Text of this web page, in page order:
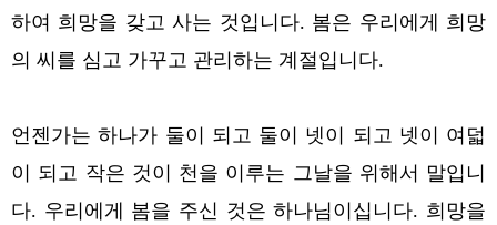
하여 희망을 갖고 사는 것입니다. 봄은 우리에게 희망
의 씨를 심고 가꾸고 관리하는 계절입니다.
언젠가는 하나가 둘이 되고 둘이 넷이 되고 넷이 여덟
이 되고 작은 것이 천을 이루는 그날을 위해서 말입니
다. 우리에게 봄을 주신 것은 하나님이십니다. 희망을